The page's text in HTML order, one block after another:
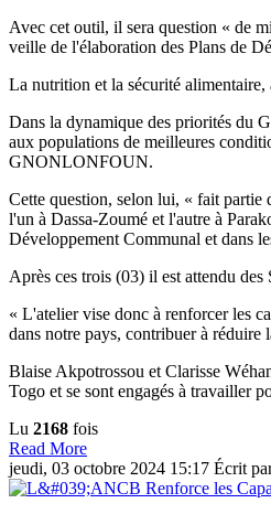
Avec cet outil, il sera question « de
veille de l'élaboration des Plans de
La nutrition et la sécurité
Dans la dynamique des priorités du
aux populations de meilleures
GNONLONFOUN.
Cette question, selon lui, « fait partie
l'un à Dassa-Zoumé et l'autre à
Développement Communal et dans
Après ces trois (03) il est attendu
« L'atelier vise donc à renforcer les
dans notre pays, contribuer à réduire
Blaise Akpotrossou et Clarisse
Togo et se sont engagés à travailler
Lu 2168 fois
Read More
jeudi, 03 octobre 2024 15:17 Écrit